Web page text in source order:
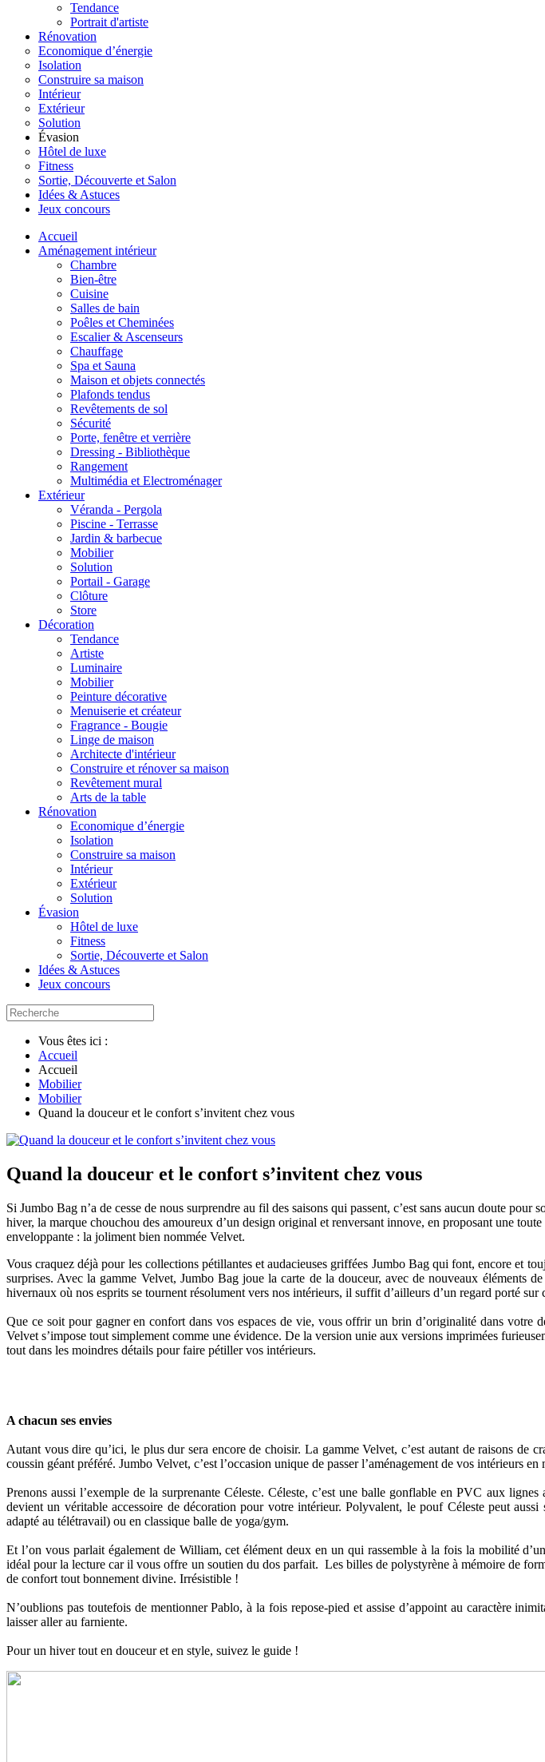
Tendance
Portrait d'artiste
Rénovation
Economique d’énergie
Isolation
Construire sa maison
Intérieur
Extérieur
Solution
Évasion
Hôtel de luxe
Fitness
Sortie, Découverte et Salon
Idées & Astuces
Jeux concours
Accueil
Aménagement intérieur
Chambre
Bien-être
Cuisine
Salles de bain
Poêles et Cheminées
Escalier & Ascenseurs
Chauffage
Spa et Sauna
Maison et objets connectés
Plafonds tendus
Revêtements de sol
Sécurité
Porte, fenêtre et verrière
Dressing - Bibliothèque
Rangement
Multimédia et Electroménager
Extérieur
Véranda - Pergola
Piscine - Terrasse
Jardin & barbecue
Mobilier
Solution
Portail - Garage
Clôture
Store
Décoration
Tendance
Artiste
Luminaire
Mobilier
Peinture décorative
Menuiserie et créateur
Fragrance - Bougie
Linge de maison
Architecte d'intérieur
Construire et rénover sa maison
Revêtement mural
Arts de la table
Rénovation
Economique d’énergie
Isolation
Construire sa maison
Intérieur
Extérieur
Solution
Évasion
Hôtel de luxe
Fitness
Sortie, Découverte et Salon
Idées & Astuces
Jeux concours
Vous êtes ici :
Accueil
Accueil
Mobilier
Mobilier
Quand la douceur et le confort s’invitent chez vous
Quand la douceur et le confort s’invitent chez vous
Si Jumbo Bag n’a de cesse de nous surprendre au fil des saisons qui passent, c’est sans aucun doute
hiver, la marque chouchou des amoureux d’un design original et renversant innove, en proposant une
enveloppante : la joliment bien nommée Velvet.
Vous craquez déjà pour les collections pétillantes et audacieuses griffées Jumbo Bag qui font, encore et
surprises. Avec la gamme Velvet, Jumbo Bag joue la carte de la douceur, avec de nouveaux éléments
hivernaux où nos esprits se tournent résolument vers nos intérieurs, il suffit d’ailleurs d’un regard porté
Que ce soit pour gagner en confort dans vos espaces de vie, vous offrir un brin d’originalité dans
Velvet s’impose tout simplement comme une évidence. De la version unie aux versions imprimées
tout dans les moindres détails pour faire pétiller vos intérieurs.
A chacun ses envies
Autant vous dire qu’ici, le plus dur sera encore de choisir. La gamme Velvet, c’est autant de raisons de
coussin géant préféré. Jumbo Velvet, c’est l’occasion unique de passer l’aménagement de vos intérieurs
Prenons aussi l’exemple de la surprenante Céleste. Céleste, c’est une balle gonflable en PVC aux
devient un véritable accessoire de décoration pour votre intérieur. Polyvalent, le pouf Céleste peut
adapté au télétravail) ou en classique balle de yoga/gym.
Et l’on vous parlait également de William, cet élément deux en un qui rassemble à la fois la mobilité
idéal pour la lecture car il vous offre un soutien du dos parfait. Les billes de polystyrène à mémoire de
de confort tout bonnement divine. Irrésistible !
N’oublions pas toutefois de mentionner Pablo, à la fois repose-pied et assise d’appoint au caractère
laisser aller au farniente.
Pour un hiver tout en douceur et en style, suivez le guide !